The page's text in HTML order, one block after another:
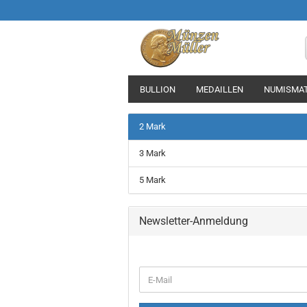
BULLION MEDAILLEN
2 Mark
3 Mark
5 Mark
Newsletter-Anmeldung